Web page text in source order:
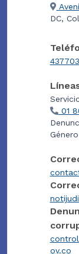
DC,
01
ov.co